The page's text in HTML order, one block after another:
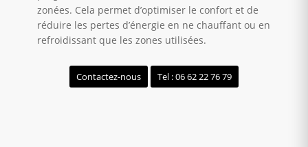
zonées. Cela permet d’optimiser le confort et de
réduire les pertes d’énergie en ne chauffant ou en
refroidissant que les zones utilisées.
Contactez-nous Tel : 06 62 22 76 79